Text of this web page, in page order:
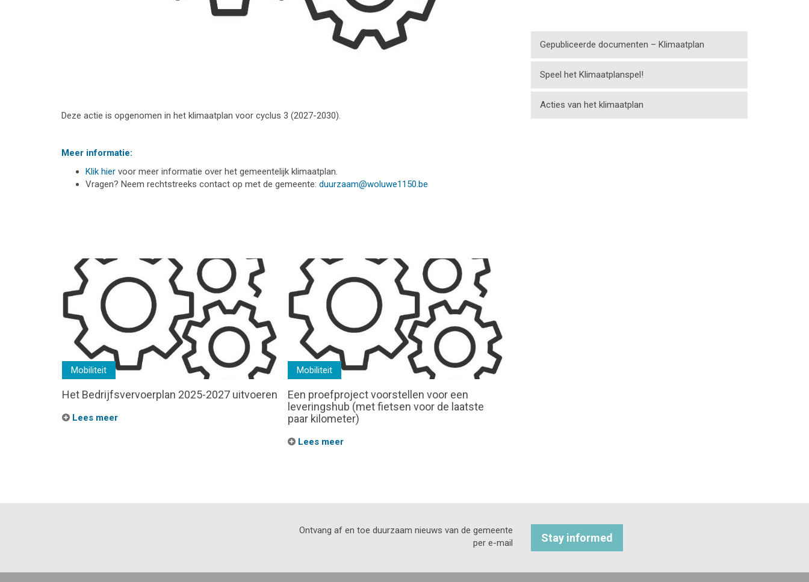
Deze actie is opgenomen in het klimaatplan voor cyclus 3 (2027-2030).
Meer informatie:
Klik hier voor meer informatie over het gemeentelijk klimaatplan.
Vragen? Neem rechtstreeks contact op met de gemeente: duurzaam@woluwe1150.be
Mobiliteit
Het Bedrijfsvervoerplan 2025-2027 uitvoeren
Lees meer
Mobiliteit
Een proefproject voorstellen voor een
leveringshub (met fietsen voor de laatste
paar kilometer)
Lees meer
Gepubliceerde documenten – Klimaatplan
Speel het Klimaatplanspel!
Acties van het klimaatplan
Ontvang af en toe duurzaam nieuws van de gemeente
per e-mail
Stay informed